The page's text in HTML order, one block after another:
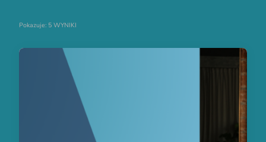
Pokazuje: 5 WYNIKI